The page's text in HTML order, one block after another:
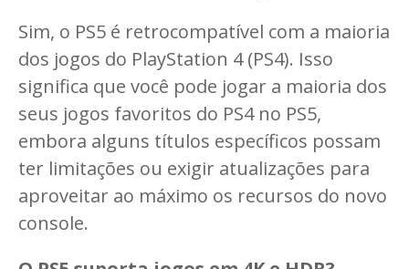
Sim, o PS5 é retrocompatível com a maioria
dos jogos do PlayStation 4 (PS4). Isso
significa que você pode jogar a maioria dos
seus jogos favoritos do PS4 no PS5,
embora alguns títulos específicos possam
ter limitações ou exigir atualizações para
aproveitar ao máximo os recursos do novo
console.